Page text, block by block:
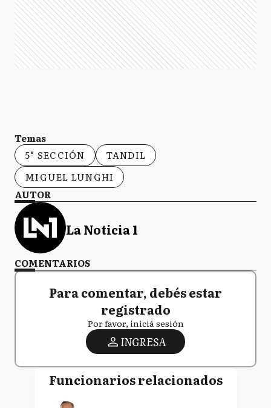
Temas
5° SECCIÓN
TANDIL
MIGUEL LUNGHI
AUTOR
La Noticia 1
COMENTARIOS
Para comentar, debés estar
registrado
Por favor, iniciá sesión
INGRESA
Funcionarios relacionados